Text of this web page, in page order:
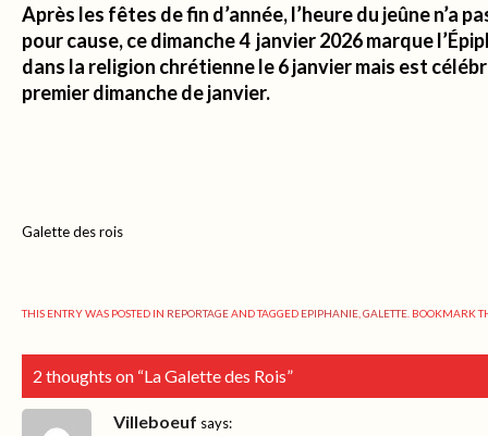
Après les fêtes de fin d’année, l’heure du jeûne n’a
pour cause, ce dimanche 4 janvier 2026 marque
dans la religion chrétienne le 6 janvier mais est
premier dimanche de janvier.
Galette des rois
THIS ENTRY WAS POSTED IN REPORTAGEAND TAGGED EPIPHANIE GALETTE . BOOKMARK
2 thoughts on “La Galette des Rois”
Villeboeuf says: